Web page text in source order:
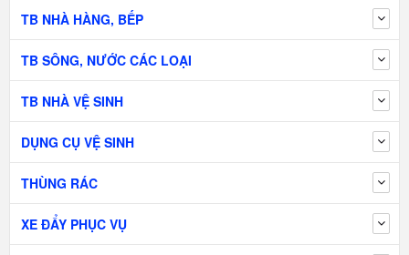
TB NHÀ HÀNG, BẾP
TB SÔNG, NƯỚC CÁC LOẠI
TB NHÀ VỆ SINH
DỤNG CỤ VỆ SINH
THÙNG RÁC
XE ĐẨY PHỤC VỤ